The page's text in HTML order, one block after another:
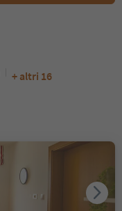
+ altri 16